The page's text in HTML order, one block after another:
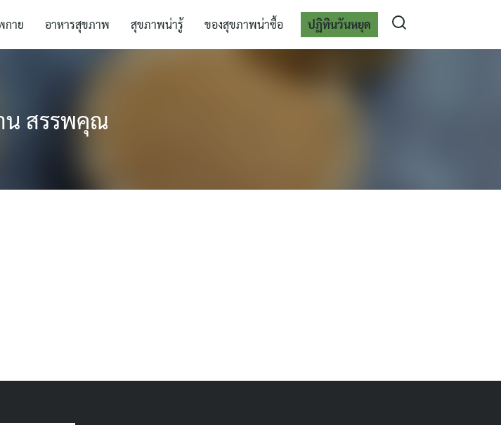
กาย อาหารสุขภาพ สุขภาพน่ารู้ ของสุขภาพน่าซื้อ ปฏิทินวันหยุด
Search
น สรรพคุณ